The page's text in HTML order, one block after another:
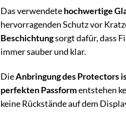
Das verwendetehochwertige
hervorragenden Schutz vor
Beschichtungsorgt dafür, dass
immer sauber und klar.
DieAnbringung des Protectors
perfekten Passformentstehen
keine Rückstände auf dem